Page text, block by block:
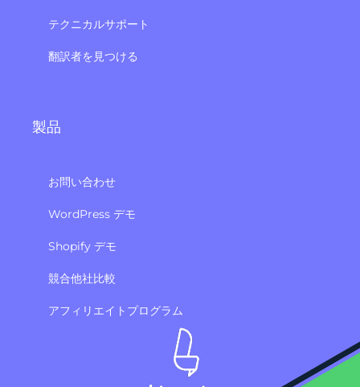
テクニカルサポート
翻訳者を見つける
製品
お問い合わせ
WordPress デモ
Shopify デモ
競合他社比較
アフィリエイトプログラム